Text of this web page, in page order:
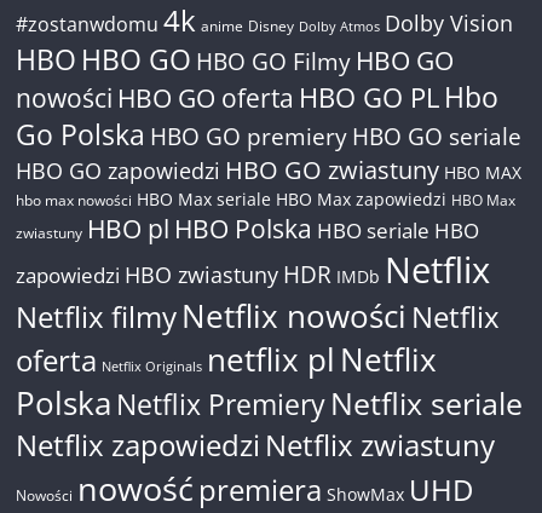
#zostanwdomu 4k anime Disney Dolby Atmos Dolby Vision
HBO HBO GO HBO GO Filmy HBO GO
nowości HBO GO oferta HBO GO PL Hbo
Go Polska HBO GO premiery HBO GO seriale
HBO GO zapowiedzi HBO GO zwiastuny HBO MAX
hbo max nowości HBO Max seriale HBO Max zapowiedzi HBO Max
zwiastuny HBO pl HBO Polska HBO seriale HBO
zapowiedzi HBO zwiastuny HDR IMDb Netflix
Netflix filmyNetflix nowości Netflix
oferta Netflix Originals netflix pl Netflix
Polska Netflix PremieryNetflix seriale
Netflix zapowiedzi Netflix zwiastuny
Nowości nowość premiera ShowMax UHD